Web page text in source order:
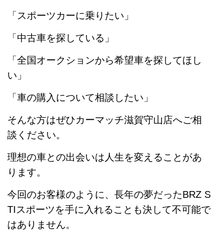
「スポーツカーに乗りたい」
「中古車を探している」
「全国オークションから希望車を探してほし
い」
「車の購入について相談したい」
そんな方はぜひカーマッチ滋賀守山店へご相
談ください。
理想の車との出会いは人生を変えることがあ
ります。
今回のお客様のように、長年の夢だったBRZ S
TIスポーツを手に入れることも決して不可能で
はありません。